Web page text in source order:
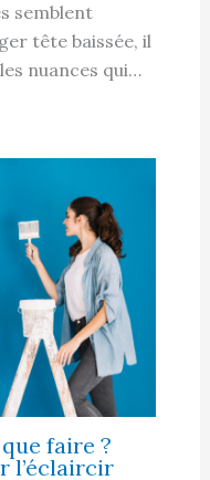
semblent
tête baissée, il
nuances qui…
faire ?
l’éclaircir